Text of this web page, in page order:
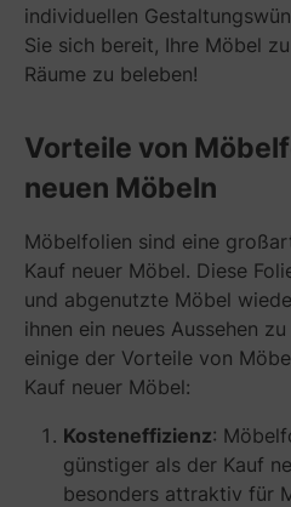
individuellen
Sie sich bereit, Ihre Möbel
Räume zu beleben!
Vorteile von
neuen Möbeln
Möbelfolien sind eine
Kauf neuer Möbel. Diese
und abgenutzte Möbel
ihnen ein neues Aussehen
einige der Vorteile von
Kauf neuer Möbel:
Kosteneffizienz:
günstiger als der Kauf
besonders attraktiv für